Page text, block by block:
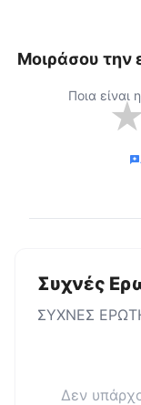
Μοιράσου την
Ποια είναι
★
Συχνές
ΣΥΧΝΕΣ
Δεν